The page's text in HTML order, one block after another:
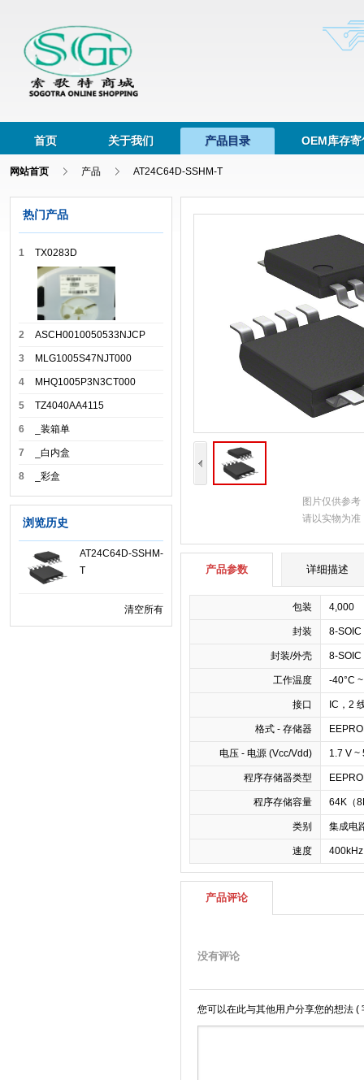
首页 关于我们 产品目录 OEM库存寄
网站首页 产品 AT24C64D-SSHM-T
热门产品
1 TX0283D
2 ASCH0010050533NJCP
3 MLG1005S47NJT000
4 MHQ1005P3N3CT000
5 TZ4040AA4115
6 _装箱单
7 _白内盒
8 _彩盒
浏览历史
AT24C64D-SSHM-
T
清空所有
图片仅供参考
请以实物为准
产品参数 详细描述
包装 4,000
封装 8-SOIC
封装/外壳 8-
工作温度 -40°C
接口 IC，2
格式 - 存储器
电压 - 电源 (Vcc/Vdd) 1.7 V ~
程序存储器类型
程序存储容量 64K（
类别 集成电
速度
产品评论
没有评论
您可以在此与其他用户分享您的想法 (